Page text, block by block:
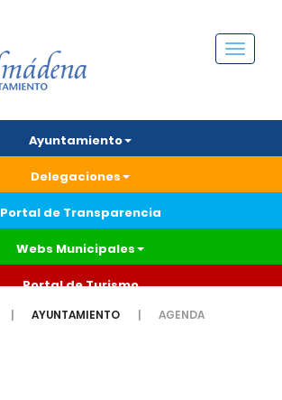
Menú
Ayuntamiento
Delegaciones
Portal de Transparencia
Webs Municipales
Portal de Turismo
AYUNTAMIENTO AGENDA